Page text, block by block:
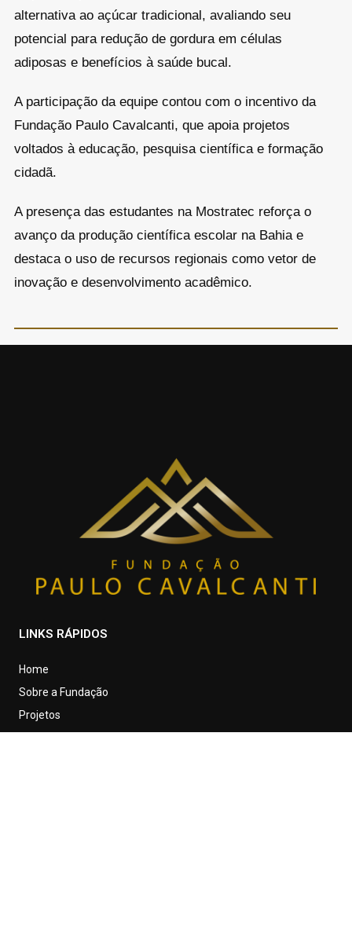
alternativa ao açúcar tradicional, avaliando seu
potencial para redução de gordura em células
adiposas e benefícios à saúde bucal.
A participação da equipe contou com o incentivo da
Fundação Paulo Cavalcanti, que apoia projetos
voltados à educação, pesquisa científica e formação
cidadã.
A presença das estudantes na Mostratec reforça o
avanço da produção científica escolar na Bahia e
destaca o uso de recursos regionais como vetor de
inovação e desenvolvimento acadêmico.
LINKS RÁPIDOS
Home
Sobre a Fundação
Projetos